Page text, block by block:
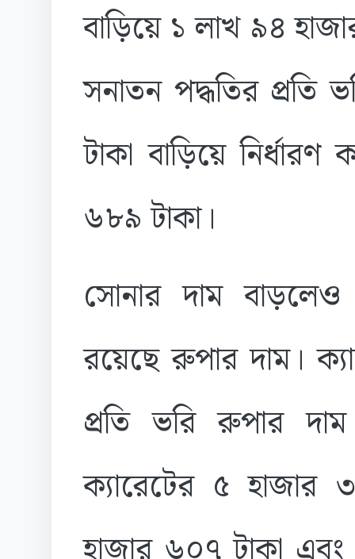
বাড়িয়ে ১ লাখ ৯৪
সনাতন পদ্ধতির প্রতি
টাকা বাড়িয়ে
৬৮৯ টাকা।
সোনার দাম বাড়লেও
রয়েছে রুপার দাম।
প্রতি ভরি রুপার
ক্যারেটের ৫ হাজার